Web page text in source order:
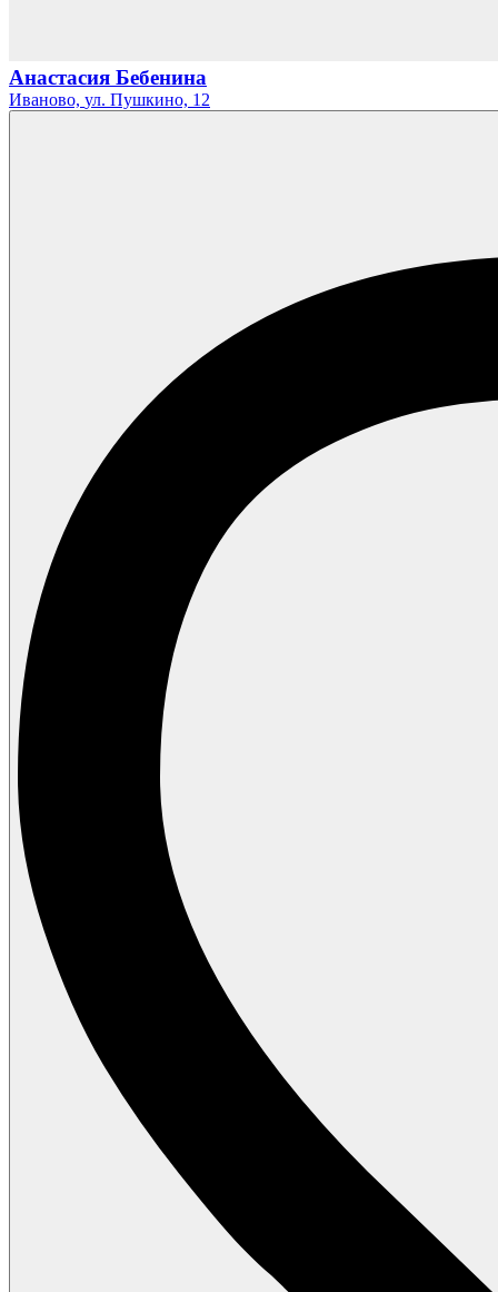
Анастасия Бебенина
Иваново, ул. Пушкино, 12